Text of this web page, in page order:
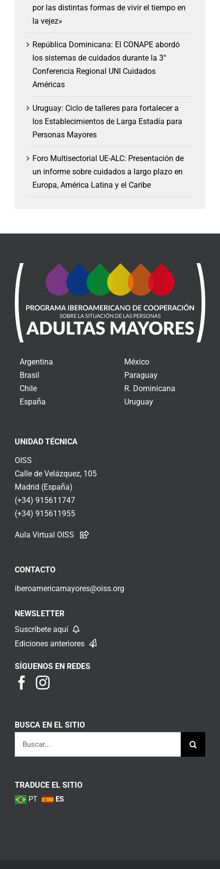
por las distintas formas de vivir el tiempo en
la vejez»
República Dominicana: El CONAPE abordó
los sistemas de cuidados durante la 3°
Conferencia Regional UNI Cuidados
Américas
Uruguay: Ciclo de talleres para fortalecer a
los Establecimientos de Larga Estadía para
Personas Mayores
Foro Multisectorial UE-ALC: Presentación de
un informe sobre cuidados a largo plazo en
Europa, América Latina y el Caribe
Argentina
Brasil
Chile
España
México
Paraguay
R. Dominicana
Uruguay
UNIDAD TÉCNICA
OISS
Calle de Velázquez, 105
Madrid (España)
(+34) 915611747
(+34) 915611955
Aula Virtual OISS
CONTACTO
iberoamericamayores@oiss.org
NEWSLETTER
Suscríbete aquí
Ediciones anteriores
SÍGUENOS EN REDES
BUSCA EN EL SITIO
TRADUCE EL SITIO
PT ES